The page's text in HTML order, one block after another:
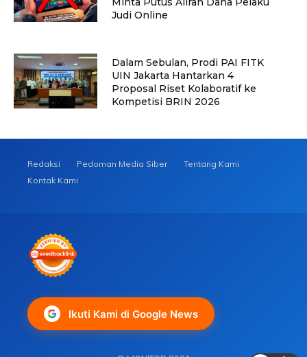
Judi Online
Dalam Sebulan, Prodi PAI FITK
UIN Jakarta Hantarkan 4
Proposal Riset Kolaboratif ke
Kompetisi BRIN 2026
Redaksi Pedoman Media Siber
Tentang Kami
Kontak Kami
Ikuti Kami di Google News